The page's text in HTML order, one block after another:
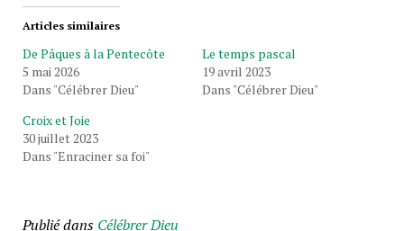
Articles similaires
De Pâques à la Pentecôte
5 mai 2026
Dans "Célébrer Dieu"
Le temps pascal
19 avril 2023
Dans "Célébrer Dieu"
Croix et Joie
30 juillet 2023
Dans "Enraciner sa foi"
Publié dans Célébrer Dieu